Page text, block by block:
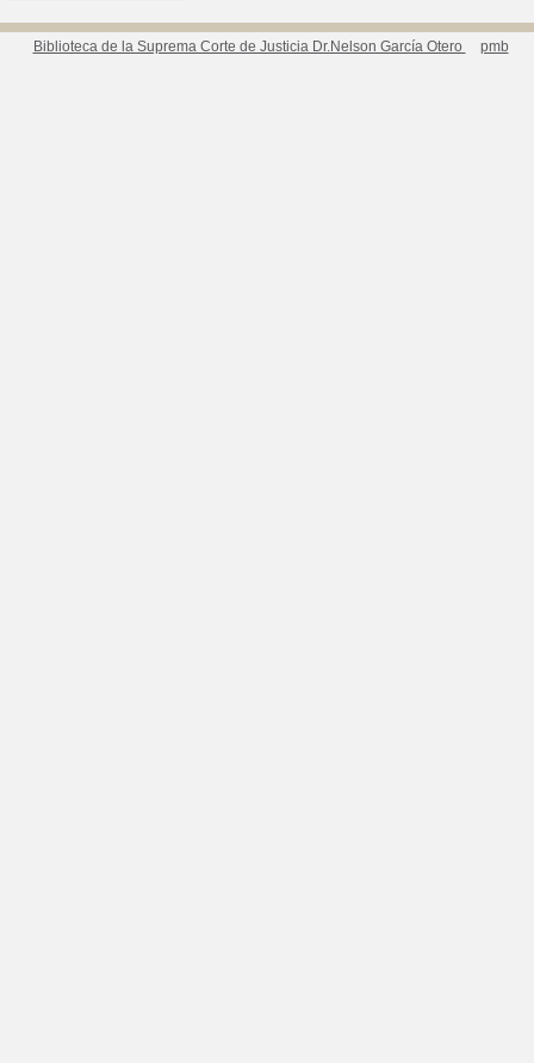
Biblioteca de la Suprema Corte de Justicia Dr.Nelson García Otero pmb